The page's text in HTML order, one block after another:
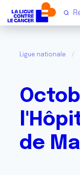
Ligue nationale
de